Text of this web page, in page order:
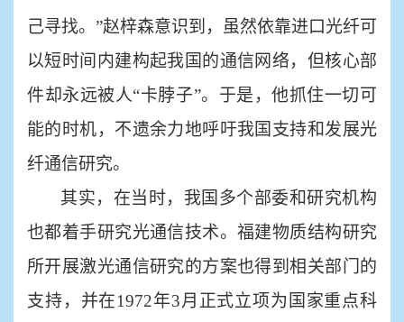
己寻找。”赵梓森意识到，虽然依靠进口光纤可
以短时间内建构起我国的通信网络，但核心部
件却永远被人“卡脖子”。于是，他抓住一切可
能的时机，不遗余力地呼吁我国支持和发展光
纤通信研究。
其实，在当时，我国多个部委和研究机构
也都着手研究光通信技术。福建物质结构研究
所开展激光通信研究的方案也得到相关部门的
支持，并在1972年3月正式立项为国家重点科